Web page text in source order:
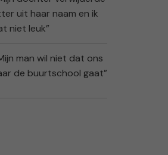
uit haar naam en ik
niet leuk”
man wil niet dat ons
de buurtschool gaat”